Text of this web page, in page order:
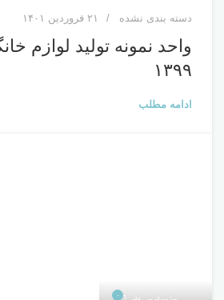
دسته بندی نشده ۲۱ فروردین ۱۴۰۱
واحد نمونه تولید لوازم
۱۳۹۹
ادامه مطلب
۰